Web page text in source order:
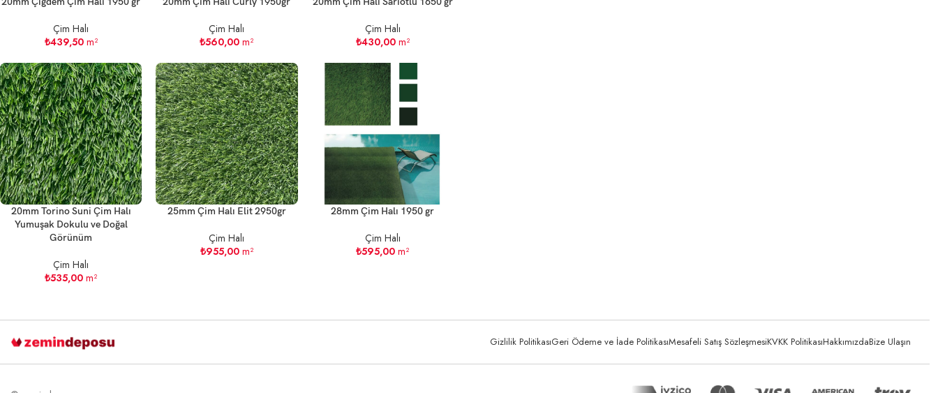
Çim Halı
₺439,50m²
Çim Halı
₺560,00 m²
Çim Halı
₺430,00m²
20mm Torino Suni Çim Halı
Yumuşak Dokulu ve Doğal
Görünüm
Çim Halı
₺535,00 m²
25mm Çim Halı Elit 2950gr
Çim Halı
₺955,00m²
28mm Çim Halı 1950 gr
Çim Halı
₺595,00 m²
Gizlilik PolitikasıGeri Ödeme ve İade PolitikasıMesafeli Satış SözleşmesiKVKK PolitikasıHakkımızdaBize Ulaşın